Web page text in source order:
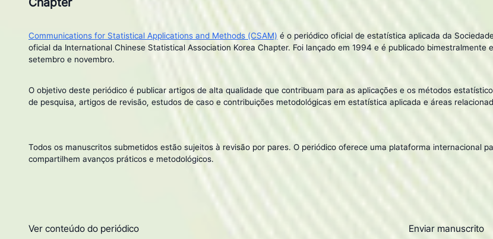
Communications for Statistical Applications and Methods (CSAM) é o periódico oficial de estatística aplicada da
oficial da International Chinese Statistical Association Korea Chapter. Foi lançado em 1994 e é publicado bimestralmente
setembro e novembro.
O objetivo deste periódico é publicar artigos de alta qualidade que contribuam para as aplicações e os métodos
de pesquisa, artigos de revisão, estudos de caso e contribuições metodológicas em estatística aplicada e áreas
Todos os manuscritos submetidos estão sujeitos à revisão por pares. O periódico oferece uma plataforma internacional
compartilhem avanços práticos e metodológicos.
Ver conteúdo do periódico Enviar manuscrito